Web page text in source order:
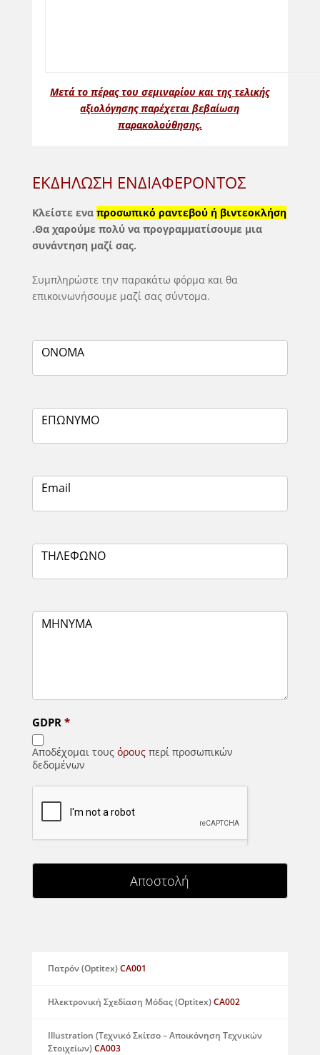
Μετά το πέρας του σεμιναρίου και της τελικής
αξιολόγησης παρέχεται βεβαίωση
παρακολούθησης.
ΕΚΔΗΛΩΣΗ
ΕΝΔΙΑΦΕΡΟΝΤΟΣ
ΕΚΔΗΛΩΣΗ ΕΝΔΙΑΦΕΡΟΝΤΟΣ
Κλείστε ενα προσωπικό ραντεβού ή βιντεοκλήση
.Θα χαρούμε πολύ να προγραμματίσουμε μια
συνάντηση μαζί σας.
Συμπληρώστε την παρακάτω φόρμα και θα
επικοινωνήσουμε μαζί σας σύντομα.
ΟΝΟΜΑ
ΕΠΩΝΥΜΟ
Email
ΤΗΛΕΦΩΝΟ
ΜΗΝΥΜΑ
GDPR *
Αποδέχομαι τους όρουςπερί προσωπικών
δεδομένων
Αποστολή
Πατρόν (Optitex)CA001
Ηλεκτρονική Σχεδίαση Μόδας (Optitex)CA002
Illustration (Τεχνικό Σκίτσο – Αποικόνηση Τεχνικών
Στοιχείων)CA003